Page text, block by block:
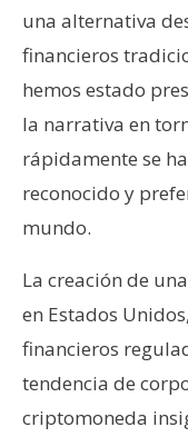
N
o
a
s
d
e
r
e
s
a
una alternativa
financieros
hemos estado
la narrativa en
rápidamente se
reconocido y
mundo.
La creación de
en Estados
financieros
tendencia de
criptomoneda